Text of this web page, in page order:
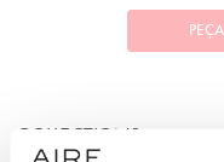
COLLECTIONS